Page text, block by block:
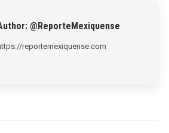
@ReporteMexiquense
reportemexiquense.com